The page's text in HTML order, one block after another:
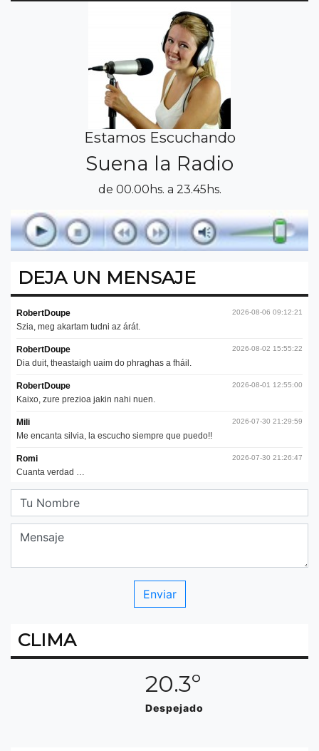
Estamos Escuchando
Suena la Radio
de 00.00hs. a 23.45hs.
DEJA UN MENSAJE
CLIMA
20.3º
Despejado